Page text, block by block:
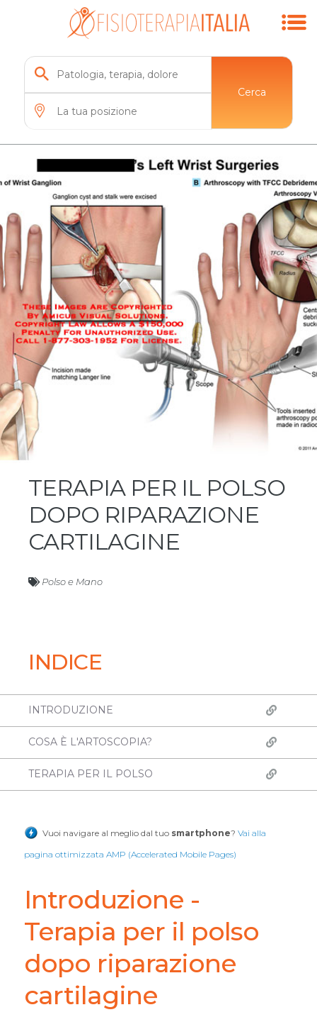
Cerca
TERAPIA PER IL POLSO
DOPO RIPARAZIONE
CARTILAGINE
Polso e Mano
INDICE
INTRODUZIONE
COSA È L'ARTOSCOPIA?
TERAPIA PER IL POLSO
Vuoi navigare al meglio dal tuo smartphone? Vai alla
pagina ottimizzata AMP (Accelerated Mobile Pages)
Introduzione -
Terapia per il polso
dopo riparazione
cartilagine